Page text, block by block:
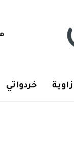
زاوية خردواتي